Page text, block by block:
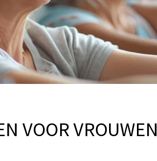
VOOR VROUWEN